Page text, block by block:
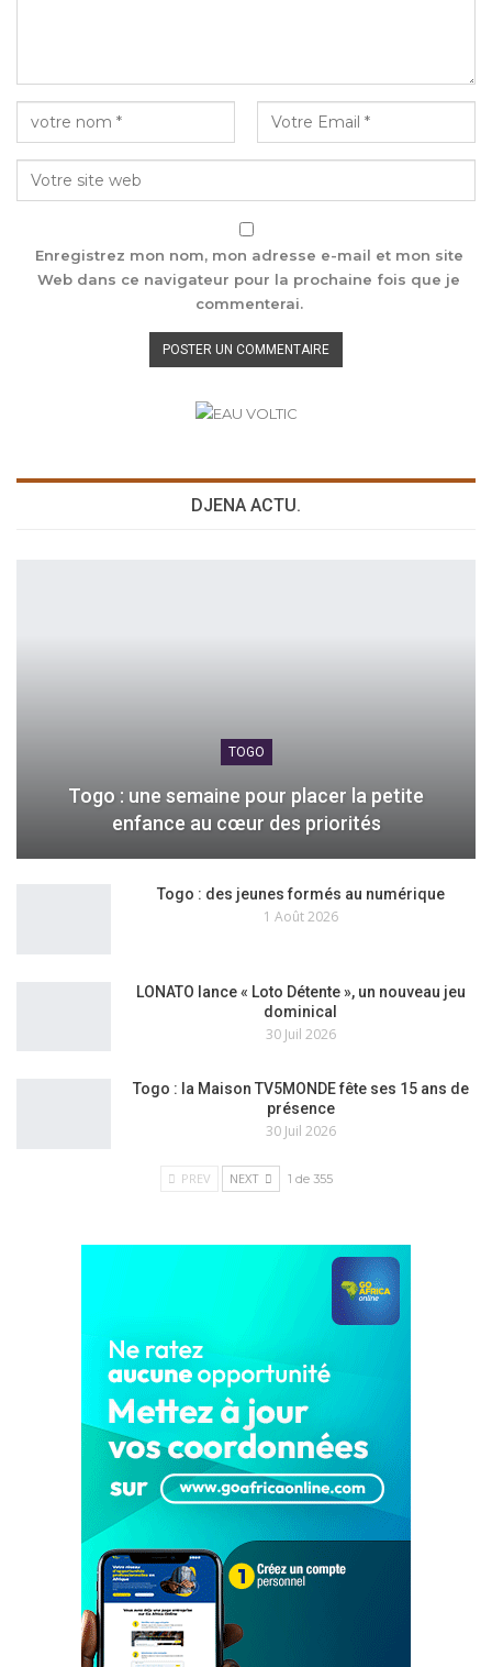
Enregistrez mon nom, mon adresse e-mail et mon site
Web dans ce navigateur pour la prochaine fois que je
commenterai.
DJENA ACTU.
TOGO
Togo : une semaine pour placer la petite
enfance au cœur des priorités
Togo : des jeunes formés au numérique
1 Août 2026
LONATO lance « Loto Détente », un nouveau jeu
dominical
30 Juil 2026
Togo : la Maison TV5MONDE fête ses 15 ans de
présence
30 Juil 2026
PREV NEXT 1 de 355